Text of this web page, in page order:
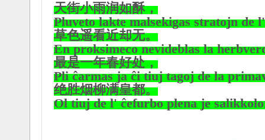
天街小雨润如酥，
Pluveto lakte malsekigas stratojn de
草色遥看近却无。
En proksimeco nevideblas la
最是一年春好处，
Pli ĉarmas ja ĉi tiuj tagoj de la
绝胜烟柳满皇都。
Ol tiuj de l' ĉefurbo plena je